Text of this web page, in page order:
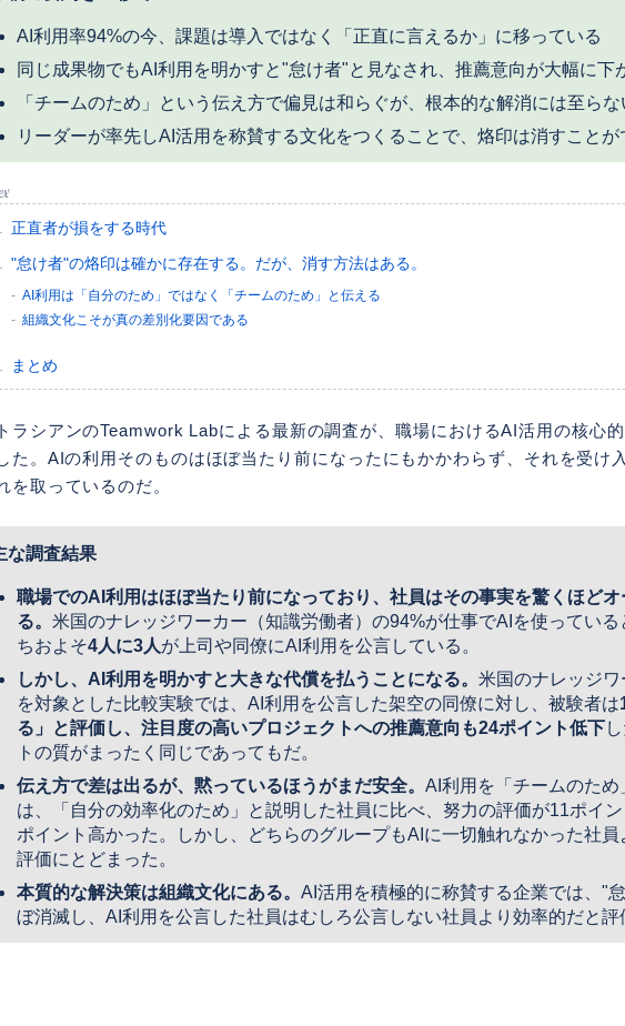
AI利用率94%の今、課題は導入ではなく「正直に言えるか」に移っている
同じ成果物でもAI利用を明かすと"怠け者"と見なされ、推薦意向が大幅に下
「チームのため」という伝え方で偏見は和らぐが、根本的な解消には至らな
リーダーが率先しAI活用を称賛する文化をつくることで、烙印は消すことが
正直者が損をする時代
"怠け者"の烙印は確かに存在する。だが、消す方法はある。
AI利用は「自分のため」ではなく「チームのため」と伝える
組織文化こそが真の差別化要因である
まとめ
ラシアンのTeamwork Labによる最新の調査が、職場におけるAI活用の核心
た。AIの利用そのものはほぼ当たり前になったにもかかわらず、それを受け
を取っているのだ。
な調査結果
職場でのAI利用はほぼ当たり前になっており、社員はその事実を驚くほど
る。 米国のナレッジワーカー（知識労働者）の94%が仕事でAIを使っている
ちおよそ4人に3人が上司や同僚にAI利用を公言している。
しかし、AI利用を明かすと大きな代償を払うことになる。 米国のナレッジ
を対象とした比較実験では、AI利用を公言した架空の同僚に対し、被験者は
る」と評価し、注目度の高いプロジェクトへの推薦意向も24ポイント低下
トの質がまったく同じであってもだ。
伝え方で差は出るが、黙っているほうがまだ安全。 AI利用を「チームのため
は、「自分の効率化のため」と説明した社員に比べ、努力の評価が11ポイ
ポイント高かった。しかし、どちらのグループもAIに一切触れなかった社員
評価にとどまった。
本質的な解決策は組織文化にある。 AI活用を積極的に称賛する企業では、"
ぼ消滅し、AI利用を公言した社員はむしろ公言しない社員より効率的だと評